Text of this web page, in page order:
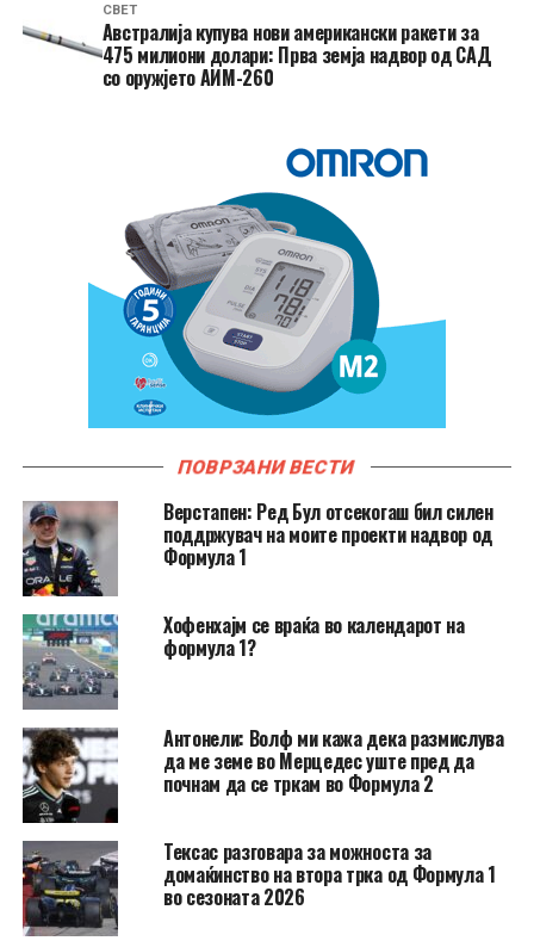
СВЕТ
Австралија купува нови американски ракети за
475 милиони долари: Прва земја надвор од САД
со оружјето АИМ-260
ПОВРЗАНИ ВЕСТИ
Верстапен: Ред Бул отсекогаш бил силен
поддржувач на моите проекти надвор од
Формула 1
Хофенхајм се враќа во календарот на
формула 1?
Антонели: Волф ми кажа дека размислува
да ме земе во Мерцедес уште пред да
почнам да се тркам во Формула 2
Тексас разговара за можноста за
домаќинство на втора трка од Формула 1
во сезоната 2026